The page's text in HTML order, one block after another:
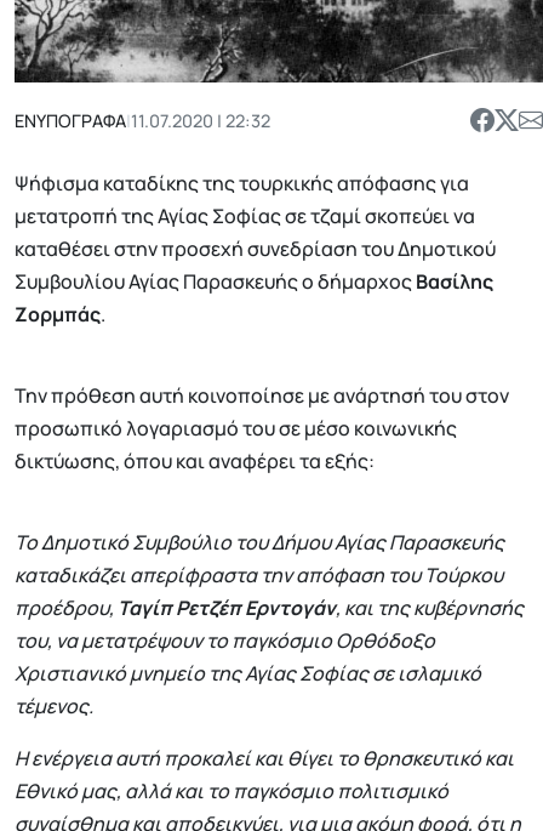
ΕΝΥΠΟΓΡΑΦΑ|11.07.2020 | 22:32
Ψήφισμα καταδίκης της τουρκικής απόφασης για
μετατροπή της Αγίας Σοφίας σε τζαμί σκοπεύει να
καταθέσει στην προσεχή συνεδρίαση του Δημοτικού
Συμβουλίου Αγίας Παρασκευής ο δήμαρχοςΒασίλης
Ζορμπάς.
Την πρόθεση αυτή κοινοποίησε με ανάρτησή του στον
προσωπικό λογαριασμό του σε μέσο κοινωνικής
δικτύωσης, όπου και αναφέρει τα εξής:
Το Δημοτικό Συμβούλιο του Δήμου Αγίας Παρασκευής
καταδικάζει απερίφραστα την απόφαση του Τούρκου
προέδρου, Ταγίπ Ρετζέπ Ερντογάν, και της κυβέρνησής
του, να μετατρέψουν το παγκόσμιο Ορθόδοξο
Χριστιανικό μνημείο της Αγίας Σοφίας σε ισλαμικό
τέμενος.
Η ενέργεια αυτή προκαλεί και θίγει το θρησκευτικό και
Εθνικό μας, αλλά και το παγκόσμιο πολιτισμικό
συναίσθημα και αποδεικνύει, για μια ακόμη φορά, ότι η